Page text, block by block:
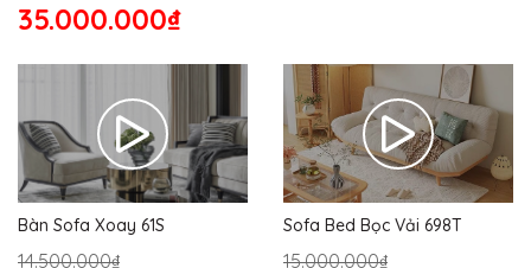
35.000.000₫
Bàn Sofa Xoay 61S
14.500.000₫
Sofa Bed Bọc Vải 698T
15.000.000₫